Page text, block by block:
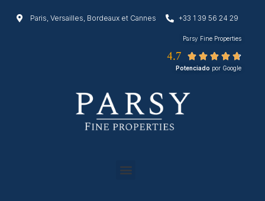
Paris, Versailles, Bordeaux et Cannes +33 1 39 56 24 29
Parsy Fine Properties
4.7     
Potenciado por Google